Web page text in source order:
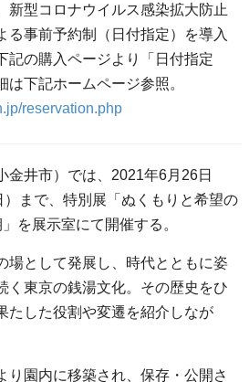
新型コロナウイルス感染拡大防止
る事前予約制（日付指定）を導入
記の購入ページより「日付指定
下記ホームページ参照。
reservation.php
金井市）では、2021年6月26日
）まで、特別展「ぬくもりと希望の
を展示室にて開催する。
場として発展し、時代とともに姿
く東京の銭湯文化。その歴史をひ
たした役割や変遷を紹介しなが
り園内に移築され、保存・公開さ